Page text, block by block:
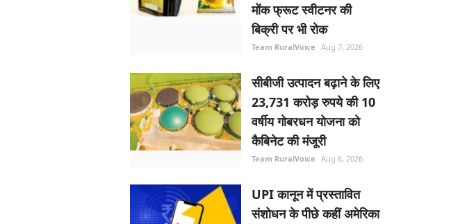
मोंक फ्रूट स्वीटनर की
बिक्री पर भी रोक
Team RuralVoice Aug 7, 2026
सीबीजी उत्पादन बढ़ाने के लिए
23,731 करोड़ रुपये की 10
वर्षीय गोबरधन योजना को
कैबिनेट की मंजूरी
Team RuralVoice Aug 6, 2026
UPI कानून में प्रस्तावित
संशोधन के पीछे कहीं अमेरिका